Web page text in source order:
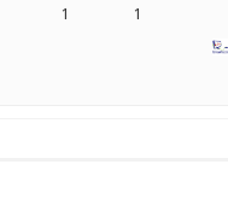
1 1